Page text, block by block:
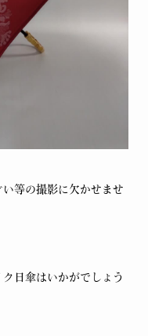
等の撮影に欠かせませ
日傘はいかがでしょう